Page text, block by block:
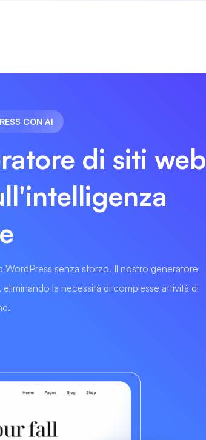
CON AI
di siti web
senza sforzo. Il nostro generatore
la necessità di complesse attività di